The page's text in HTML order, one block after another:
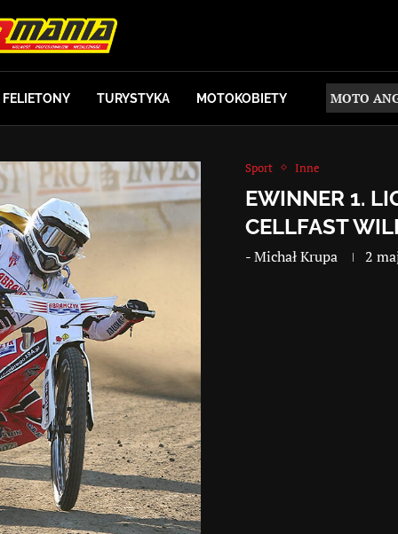
FELIETONY TURYSTYKA MOTOKOBIETY MOTO
Sport Inne
EWINNER 1.
CELLFAST
-Michał Krupa 2